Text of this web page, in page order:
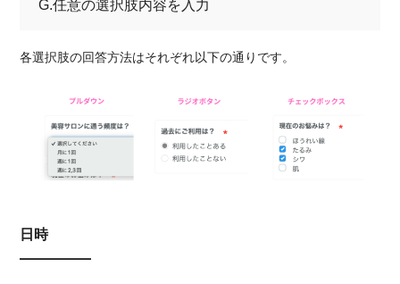
G.任意の選択肢内容を入力
各選択肢の回答方法はそれぞれ以下の通りです。
日時